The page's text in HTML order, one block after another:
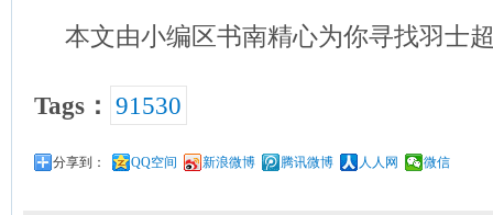
本文由小编区书南精心为你寻找羽士
Tags： 91530
分享到： QQ空间 新浪微博 腾讯微博 人人网 微信